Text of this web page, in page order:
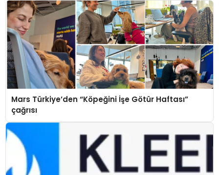
Mars Türkiye’den “Köpeğini İşe Götür Haftası”
çağrısı